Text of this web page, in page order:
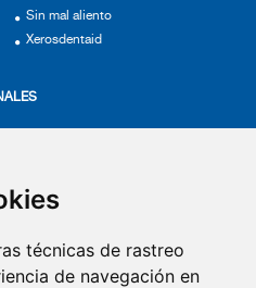
técnicas de rastreo
de navegación en
Sin mal aliento
Xerosdentaid